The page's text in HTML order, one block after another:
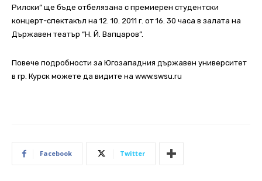
Рилски” ще бъде отбелязана с премиерен студентски
концерт-спектакъл на 12. 10. 2011 г. от 16. 30 часа в залата на
Държавен театър “Н. Й. Вапцаров”.
Повече подробности за Югозападния държавен университет
в гр. Курск можете да видите на www.swsu.ru
Facebook Twitter